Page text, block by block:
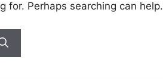
for. Perhaps searching can help.